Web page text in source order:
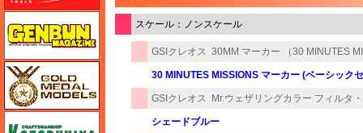
スケール：ノンスケール
GSIクレオス 30MM マーカー （30 MINUTES
30 MINUTES MISSIONS マーカー (ベーシック
GSIクレオス Mr.ウェザリングカラー フィルタ
シェードブルー
ゲンブンマガジン